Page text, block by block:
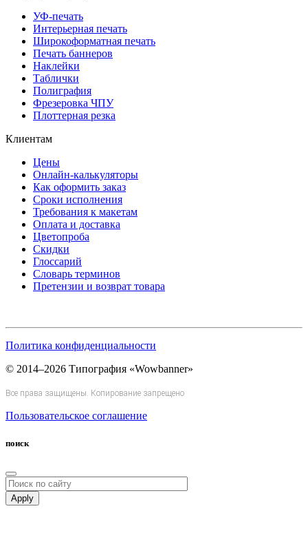
УФ-печать
Интерьерная печать
Широкоформатная печать
Печать баннеров
Наклейки
Таблички
Полиграфия
Фрезеровка ЧПУ
Плоттерная резка
Клиентам
Цены
Онлайн-калькуляторы
Как оформить заказ
Сроки исполнения
Требования к макетам
Оплата и доставка
Цветопроба
Скидки
Глоссарий
Словарь терминов
Претензии и возврат товара
Политика конфиденциальности
© 2014–2026 Типография «Wowbanner»
Все права защищены. Копирование запрещено
Пользовательское соглашение
поиск